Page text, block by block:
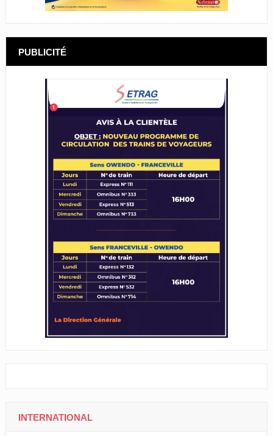
PUBLICITÉ
INTERNATIONAL